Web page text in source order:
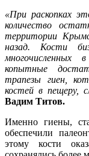
«При раскопках
количество
территории
назад. Кости
многочисленных
копытные
трапезы гиен,
костей в пещеру,
Вадим Титов.
Именно гиены,
обеспечили
этому кости